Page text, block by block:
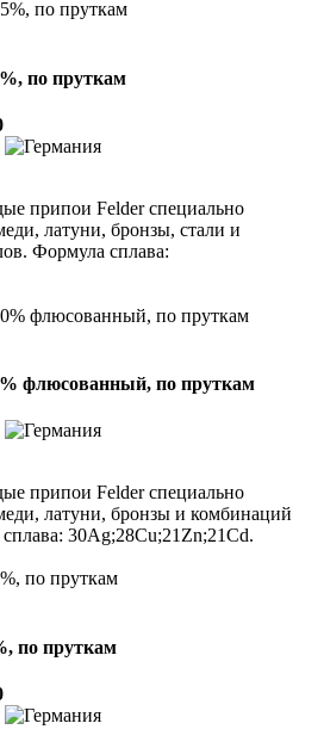
по пруткам
припои Felder специально
латуни, бронзы, стали и
Формула сплава:
флюсованный, по пруткам
припои Felder специально
латуни, бронзы и комбинаций
30Ag;28Cu;21Zn;21Cd.
по пруткам